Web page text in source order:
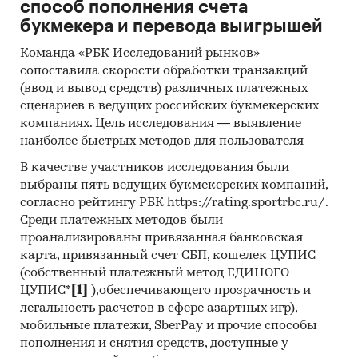
L`OREAL S.A., L`OREAL LIBRAMONT S.A., DAVINES
S.P.A., CTL S.P.A., PROCTER & GAMBLE BLOIS
INTERNATIONAL, MK TRADING CO., LTD, SAF 4 SP.
Z.O.O., PETTENON COSMETICS S.P.A.,
TRICOBIOTOS S.P.A., FAPROREAL USINE, AEROFA
AEROSOL DOLUM INS SAN VE TIC A.S., L`OREAL
SAIPO INDUSTRIALE S.P.A., JP PROFESSIONAL,
AEKYUNG INDUSTRIAL CO., LTD, ATOMY CO., LTD,
GLENMARK PHARMACEUTICALS LTD, STADA
ARZNEIMITTEL AG, HUIZHOU JIAJIALI COSMETIC
CO., LTD, MOSUO UG & CO. KG, FARMAVITA S.R.L.,
LABORATOIRES DE BIOLOGIE VEGETALE YVES
ROCHER S.A., TAKARA BELMONT CORP, PIERRE
FABRE DERMO-COSMETICS, SANNY S.R.L.,
GUANGZHOU BONNIECO COSMETICS CO., LTD,
COSMETIC CENTER S.R.L., LTC SIA
В разделе `Экспорт` рассмотрены российские
способ пополнения счета
букмекера и перевода выигрышей
Команда «РБК Исследований рынков»
сопоставила скорости обработки транзакций
(ввод и вывод средств) различных платежных
сценариев в ведущих российских букмекерских
компаниях. Цель исследования — выявление
наиболее быстрых методов для пользователя
В качестве участников исследования были
выбраны пять ведущих букмекерских компаний,
согласно рейтингу РБК https://rating.sportrbc.ru/.
Среди платежных методов были
проанализированы привязанная банковская
карта, привязанный счет СБП, кошелек ЦУПИС
(собственный платежный метод ЕДИНОГО
ЦУПИС* [1]
),обеспечивающего прозрачность и
легальность расчетов в сфере азартных игр),
мобильные платежи, SberPay и прочие способы
пополнения и снятия средств, доступные у